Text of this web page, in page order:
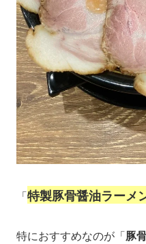
「特製豚骨醤油ラーメ
特におすすめなのが「豚